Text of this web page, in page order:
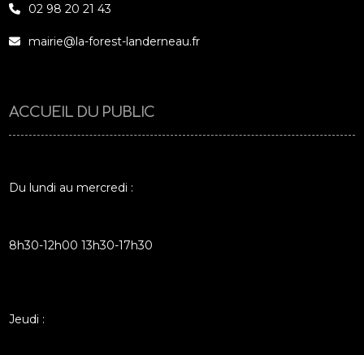
02 98 20 21 43
mairie@la-forest-landerneau.fr
ACCUEIL DU PUBLIC
Du lundi au mercredi :
8h30-12h00 13h30-17h30
Jeudi :